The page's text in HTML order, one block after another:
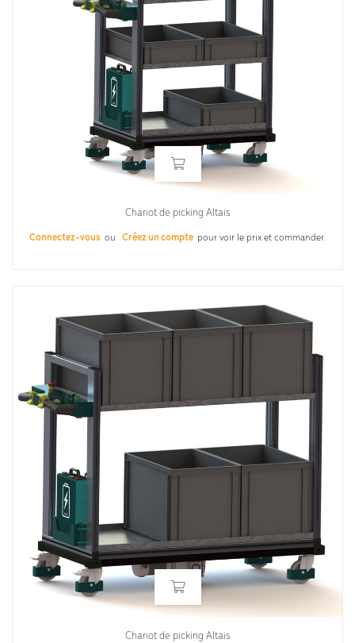
Chariot de picking Altais
Connectez-vous ou Créez un compte pour voir le prix et commander.
Chariot de picking Altais